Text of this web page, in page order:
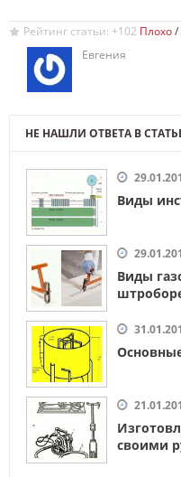
Рейтинг статьи: +102
/
Евгения
НЕ НАШЛИ ОТВЕТА В
Виды
Виды
своими